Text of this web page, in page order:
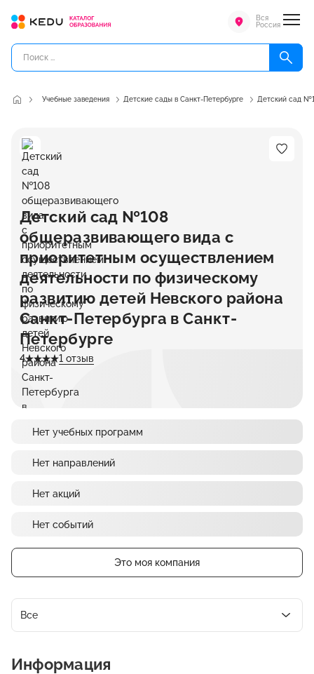
Вся
Россия
Учебные заведения Детские сады в Санкт-Петербурге Детский сад
Детский сад №108
общеразвивающего вида с
приоритетным осуществлением
деятельности по физическому
развитию детей Невского района
Санкт-Петербурга в Санкт-
Петербурге
4 1 отзыв
Нет учебных программ
Нет направлений
Нет акций
Нет событий
Это моя компания
Все
Информация